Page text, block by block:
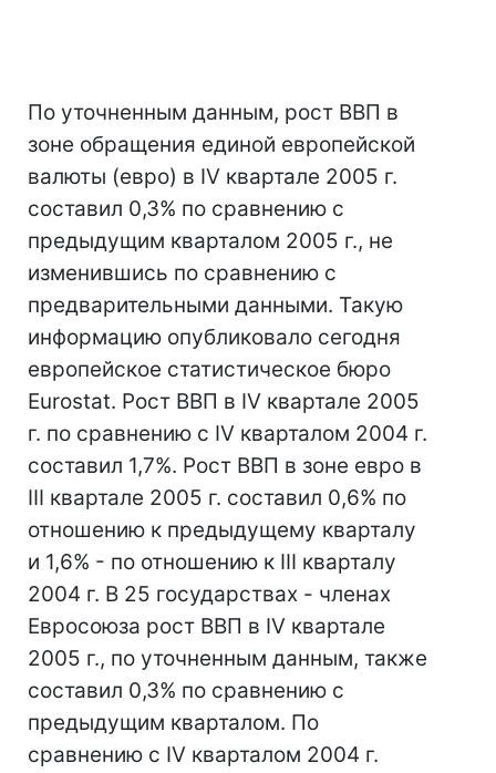
По уточненным данным, рост ВВП в
зоне обращения единой европейской
валюты (евро) в IV квартале 2005 г.
составил 0,3% по сравнению с
предыдущим кварталом 2005 г., не
изменившись по сравнению с
предварительными данными. Такую
информацию опубликовало сегодня
европейское статистическое бюро
Eurostat. Рост ВВП в IV квартале 2005
г. по сравнению с IV кварталом 2004 г.
составил 1,7%. Рост ВВП в зоне евро в
III квартале 2005 г. составил 0,6% по
отношению к предыдущему кварталу
и 1,6% - по отношению к III кварталу
2004 г. В 25 государствах - членах
Евросоюза рост ВВП в IV квартале
2005 г., по уточненным данным, также
составил 0,3% по сравнению с
предыдущим кварталом. По
сравнению с IV кварталом 2004 г.